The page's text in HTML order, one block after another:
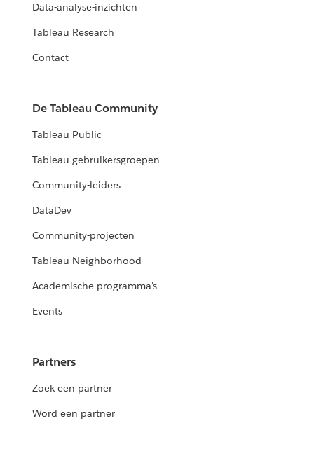
Data-analyse-inzichten
Tableau Research
Contact
De Tableau Community
Tableau Public
Tableau-gebruikersgroepen
Community-leiders
DataDev
Community-projecten
Tableau Neighborhood
Academische programma's
Events
Partners
Zoek een partner
Word een partner